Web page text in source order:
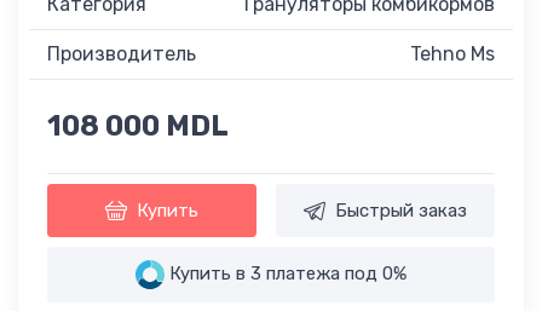
Производитель Tehno Ms
108 000 MDL
Купить Быстрый заказ
Купить в 3 платежа под 0%